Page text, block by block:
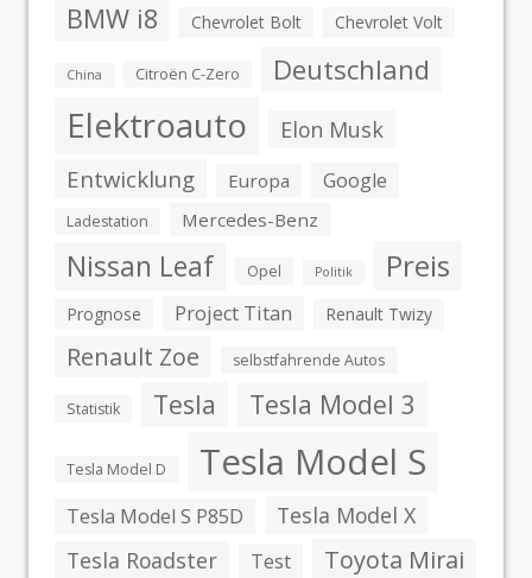
BMW i8 Chevrolet Bolt Chevrolet Volt
China Citroën C-Zero Deutschland
Elektroauto Elon Musk
Entwicklung Europa Google
Ladestation Mercedes-Benz
Nissan Leaf Opel Politik Preis
Prognose Project Titan Renault Twizy
Renault Zoe selbstfahrende Autos
Statistik Tesla Tesla Model 3
Tesla Model D Tesla Model S
Tesla Model S P85D
Tesla Model X
Tesla Roadster
Test Toyota Mirai